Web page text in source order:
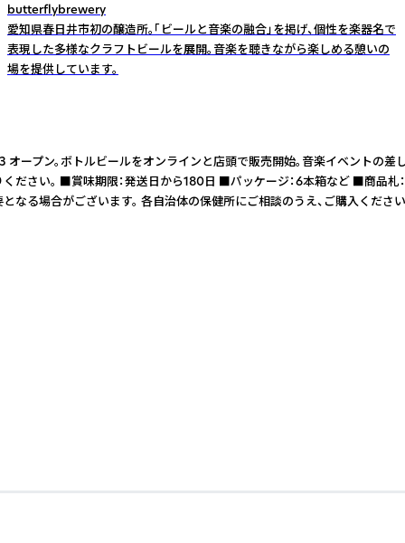
butterflybrewery
愛知県春日井市初の醸造所。「ビールと音楽の融合」を掲げ、個性を楽器名で
表現した多様なクラフトビールを展開。音楽を聴きながら楽しめる憩いの
場を提供しています。
ン。ボトルビールをオンラインと店頭で販売開始。音楽イベン
さい。 ■賞味期限：発送日から180日 ■パッケージ：6本箱など
る場合がございます。 各自治体の保健所にご相談のうえ、ご購入ください